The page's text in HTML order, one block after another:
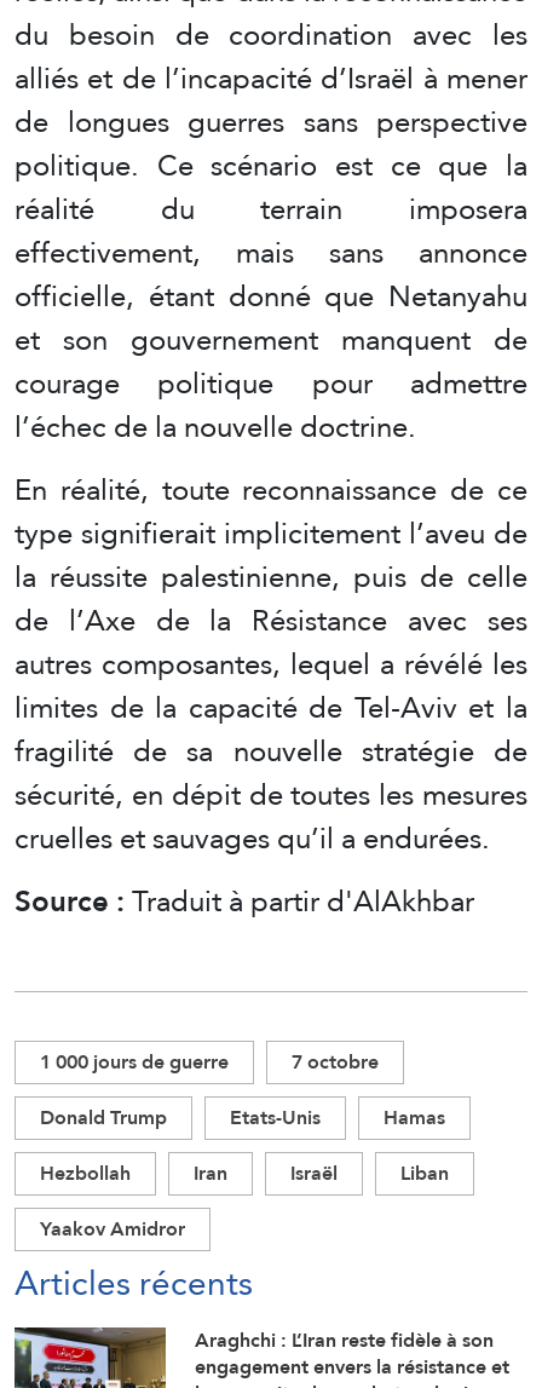
du besoin de coordination avec les
alliés et de l’incapacité d’Israël à mener
de longues guerres sans perspective
politique. Ce scénario est ce que la
réalité du terrain imposera
effectivement, mais sans annonce
officielle, étant donné que Netanyahu
et son gouvernement manquent de
courage politique pour admettre
l’échec de la nouvelle doctrine.
En réalité, toute reconnaissance de ce
type signifierait implicitement l’aveu de
la réussite palestinienne, puis de celle
de l’Axe de la Résistance avec ses
autres composantes, lequel a révélé les
limites de la capacité de Tel-Aviv et la
fragilité de sa nouvelle stratégie de
sécurité, en dépit de toutes les mesures
cruelles et sauvages qu’il a endurées.
Source :Traduit à partir d'AlAkhbar
1 000 jours de guerre
7 octobre
Donald Trump
Etats-Unis
Hamas
Hezbollah
Iran Israël
Liban
Yaakov Amidror
Articles récents
Araghchi : L’Iran reste fidèle à son
engagement envers la résistance et